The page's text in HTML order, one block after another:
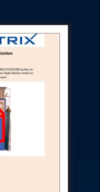
Rig
(Air-Cooled &
Test Bench
Control Carrier
Ratio Test
Facility
Testing
Rig – Light